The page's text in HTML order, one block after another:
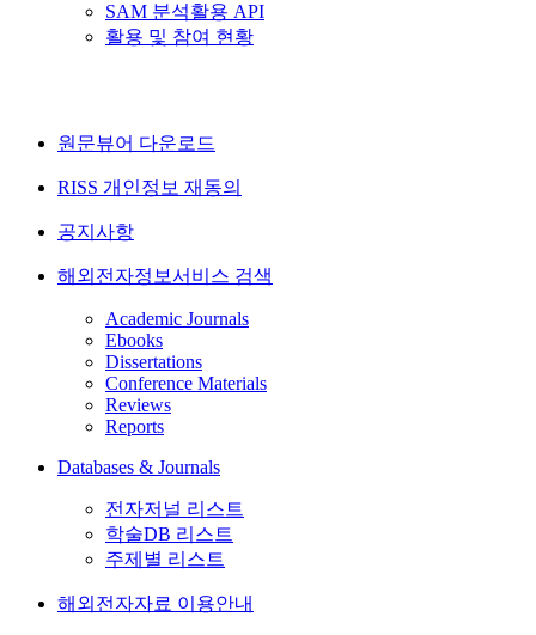
SAM 분석활용 API
활용 및 참여 현황
원문뷰어 다운로드
RISS 개인정보 재동의
공지사항
해외전자정보서비스 검색
Academic Journals
Ebooks
Dissertations
Conference Materials
Reviews
Reports
Databases & Journals
전자저널 리스트
학술DB 리스트
주제별 리스트
해외전자자료 이용안내